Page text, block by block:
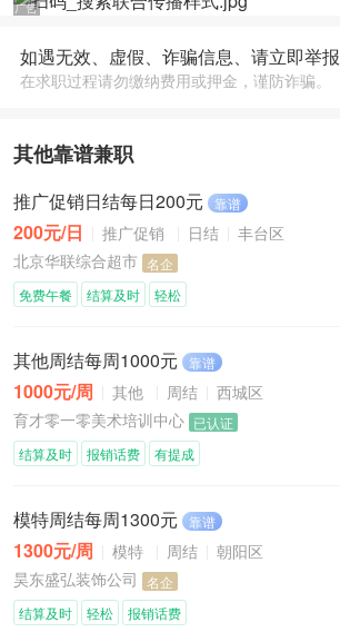
如遇无效、虚假、诈骗信息、请立即举报
在求职过程请勿缴纳费用或押金，谨防诈骗。
其他靠谱兼职
推广促销日结每日200元 靠谱
200元/日 推广促销 日结
丰台区
北京华联综合超市 名企
免费午餐 结算及时 轻松
其他周结每周1000元 靠谱
1000元/周 其他 周结
西城区
育才零一零美术培训中心 已认证
结算及时 报销话费 有提成
模特周结每周1300元 靠谱
1300元/周 模特 周结
朝阳区
昊东盛弘装饰公司 名企
结算及时 轻松 报销话费